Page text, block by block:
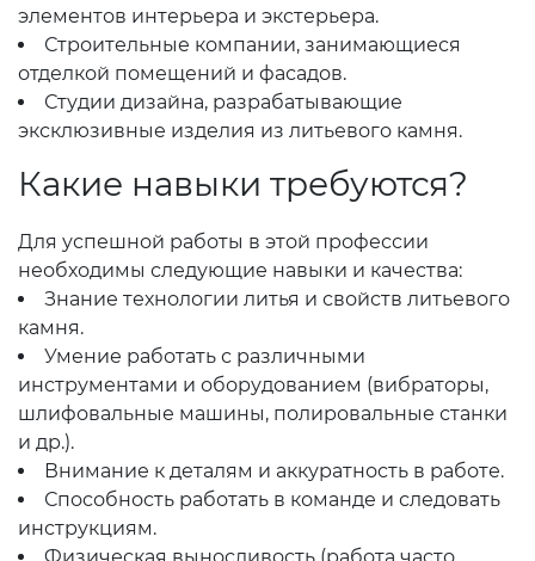
элементов интерьера и экстерьера.
Строительные компании, занимающиеся
отделкой помещений и фасадов.
Студии дизайна, разрабатывающие
эксклюзивные изделия из литьевого камня.
Какие навыки требуются?
Для успешной работы в этой профессии
необходимы следующие навыки и качества:
Знание технологии литья и свойств литьевого
камня.
Умение работать с различными
инструментами и оборудованием (вибраторы,
шлифовальные машины, полировальные станки
и др.).
Внимание к деталям и аккуратность в работе.
Способность работать в команде и следовать
инструкциям.